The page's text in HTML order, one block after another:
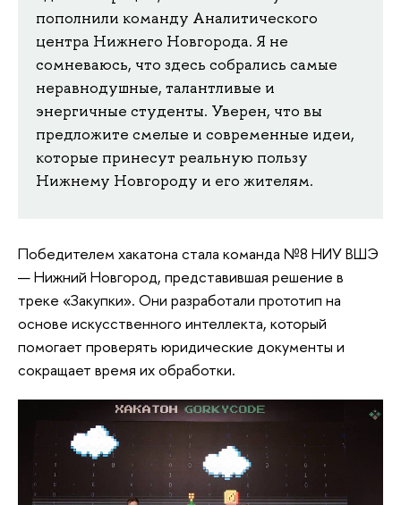
пополнили команду Аналитического
центра Нижнего Новгорода. Я не
сомневаюсь, что здесь собрались самые
неравнодушные, талантливые и
энергичные студенты. Уверен, что вы
предложите смелые и современные идеи,
которые принесут реальную пользу
Нижнему Новгороду и его жителям.
Победителем хакатона стала команда №8 НИУ ВШЭ
— Нижний Новгород, представившая решение в
треке «Закупки». Они разработали прототип на
основе искусственного интеллекта, который
помогает проверять юридические документы и
сокращает время их обработки.